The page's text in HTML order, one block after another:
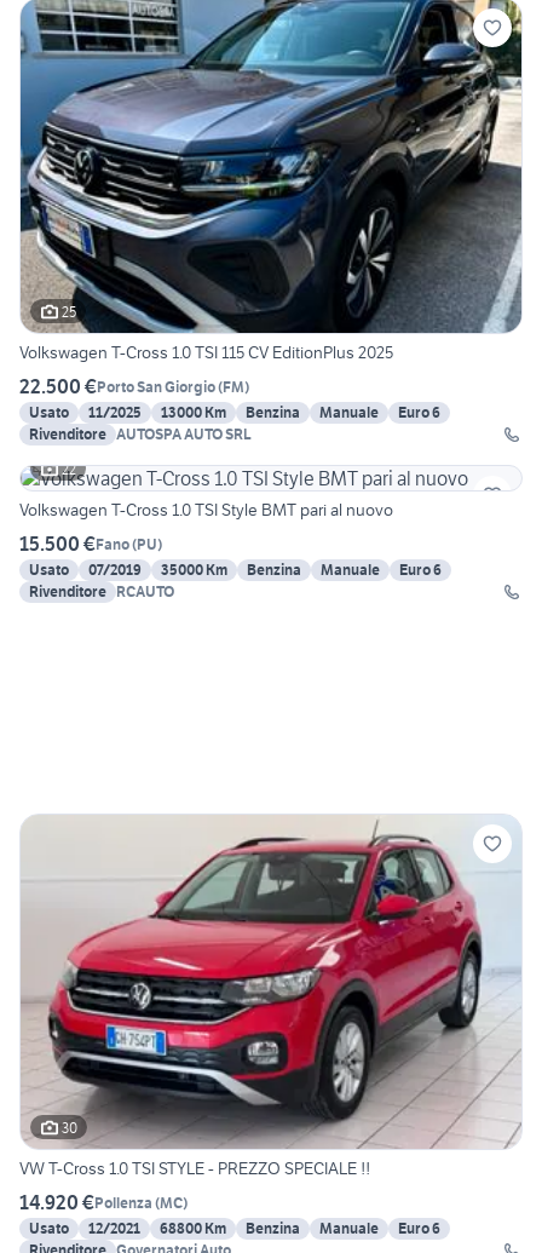
25
Volkswagen T-Cross 1.0 TSI 115 CV EditionPlus 2025
22.500 €Porto San Giorgio(FM)
Usato
11/2025 13000 Km Benzina Manuale
Euro 6
Rivenditore AUTOSPA AUTO SRL
22
Volkswagen T-Cross 1.0 TSI Style BMT pari al nuovo
15.500 €Fano(PU)
Usato
07/2019 35000 Km Benzina Manuale
Euro 6
Rivenditore RCAUTO
30
VW T-Cross 1.0 TSI STYLE - PREZZO SPECIALE !!
14.920 €Pollenza (MC)
Usato
12/2021 68800 Km Benzina Manuale
Euro 6